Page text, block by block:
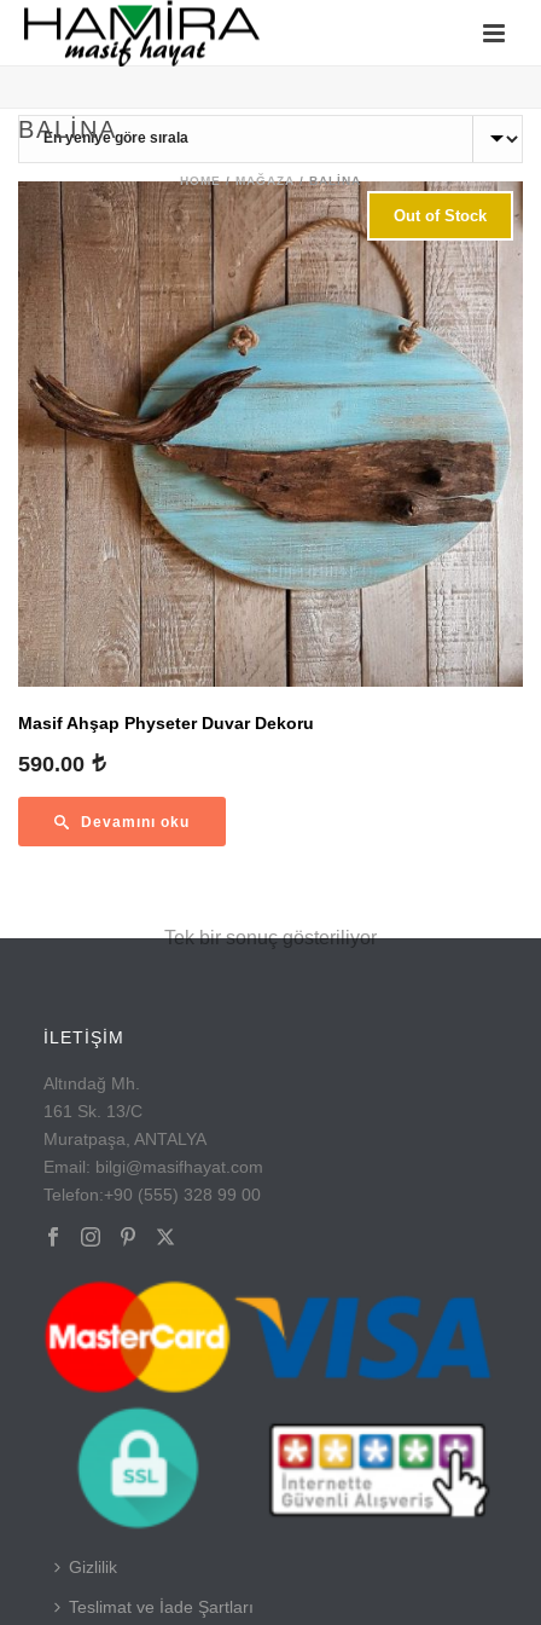
BALINA
HOME/MAĞAZA/BALINA
Masif Ahşap Physeter Duvar Dekoru
Out of Stock
590.00
Devamını oku
Tek bir sonuç gösteriliyor
İLETİŞİM
Altındağ Mh.
161 Sk. 13/C
Muratpaşa, ANTALYA
Email: bilgi@masifhayat.com
Telefon:+90 (555) 328 99 00
Gizlilik
Teslimat ve İade Şartları